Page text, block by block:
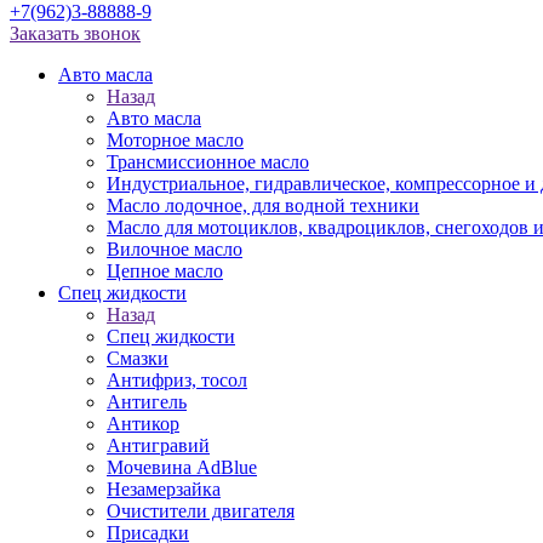
+7(962)3-88888-9
Заказать звонок
Авто масла
Назад
Авто масла
Моторное масло
Трансмиссионное масло
Индустриальное, гидравлическое, компрессорное
Масло лодочное, для водной техники
Масло для мотоциклов, квадроциклов, снегоходов
Вилочное масло
Цепное масло
Спец жидкости
Назад
Спец жидкости
Смазки
Антифриз, тосол
Антигель
Антикор
Антигравий
Мочевина AdBlue
Незамерзайка
Очистители двигателя
Присадки